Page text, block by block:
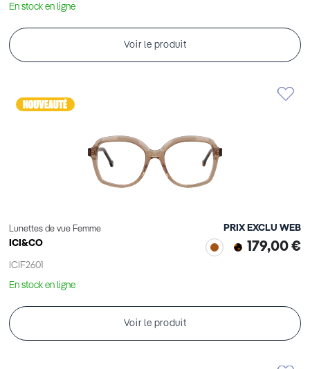
En stock en ligne
Voir le produit
Lunettes de vue Femme
ICI&CO
ICIF2601
PRIX EXCLU WEB
179,00 €
En stock en ligne
Voir le produit